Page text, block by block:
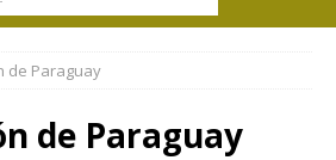
de Paraguay
de Paraguay